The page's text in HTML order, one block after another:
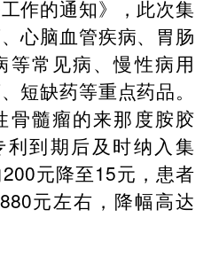
作的通知》，此次集
心脑血管疾病、胃肠
等常见病、慢性病用
短缺药等重点药品。
骨髓瘤的来那度胺胶
到期后及时纳入集
元降至15元，患者
元左右，降幅高达